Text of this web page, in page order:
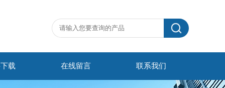
载 在线留言 联系我们